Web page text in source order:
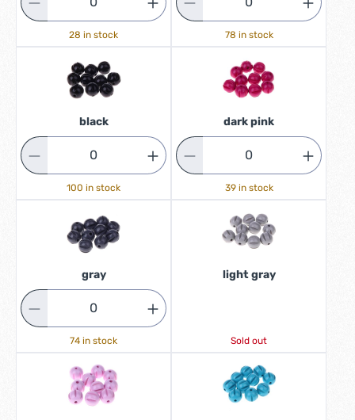
28 in stock 78 in stock
black
100 in stock
dark pink
39 in stock
gray
74 in stock
light gray
Sold out